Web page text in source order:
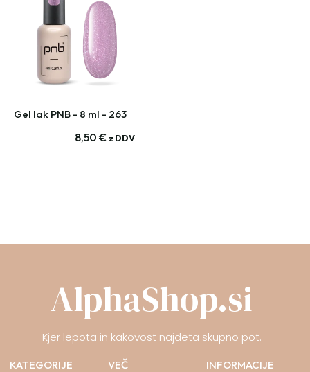
Gel lak PNB - 8 ml - 263
8,50€ z DDV
AlphaShop.si
Kjer lepota in kakovost najdeta skupno pot.
KATEGORIJE VEČ INFORMACIJE